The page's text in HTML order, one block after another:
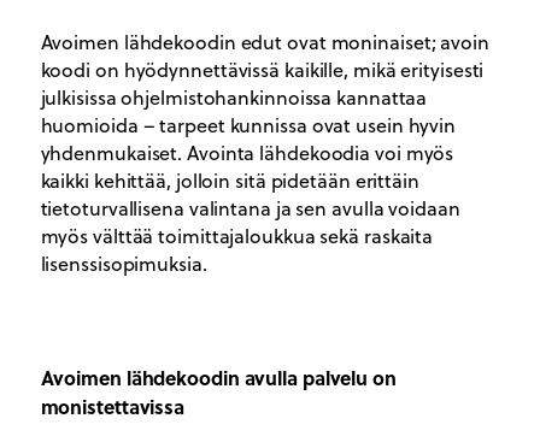
Avoimen lähdekoodin edut ovat moninaiset; avoin
koodi on hyödynnettävissä kaikille, mikä erityisesti
julkisissa ohjelmistohankinnoissa kannattaa
huomioida – tarpeet kunnissa ovat usein hyvin
yhdenmukaiset. Avointa lähdekoodia voi myös
kaikki kehittää, jolloin sitä pidetään erittäin
tietoturvallisena valintana ja sen avulla voidaan
myös välttää toimittajaloukkua sekä raskaita
lisenssisopimuksia.
Avoimen lähdekoodin avulla palvelu on
monistettavissa